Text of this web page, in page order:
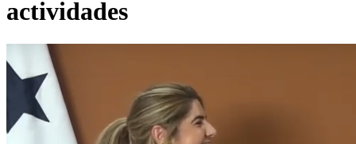
actividades